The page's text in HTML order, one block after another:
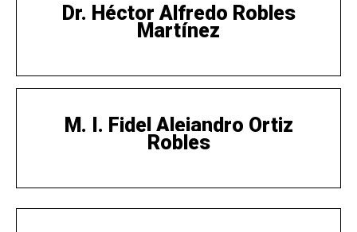
Dr. Héctor Alfredo Robles
Martínez
M. I. Fidel Alejandro Ortiz
Robles